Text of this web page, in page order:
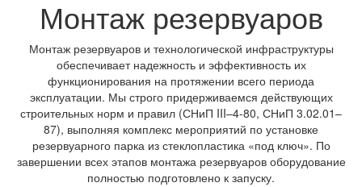
Монтаж резервуаров
Монтаж резервуаров и технологической инфраструктуры
обеспечивает надежность и эффективность их
функционирования на протяжении всего периода
эксплуатации. Мы строго придерживаемся действующих
строительных норм и правил (СНиП III–4-80, СНиП 3.02.01–
87), выполняя комплекс мероприятий по установке
резервуарного парка из стеклопластика «под ключ». По
завершении всех этапов монтажа резервуаров оборудование
полностью подготовлено к запуску.